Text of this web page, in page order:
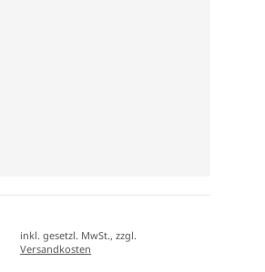
inkl. gesetzl. MwSt., zzgl.
Versandkosten